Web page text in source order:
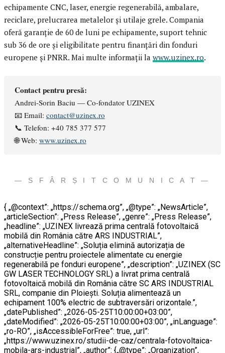
echipamente CNC, laser, energie regenerabilă, ambalare,
reciclare, prelucrarea metalelor și utilaje grele. Compania
oferă garanție de 60 de luni pe echipamente, suport tehnic
sub 36 de ore și eligibilitate pentru finanțări din fonduri
europene și PNRR. Mai multe informații la www.uzinex.ro.
Contact pentru presă:
Andrei-Sorin Baciu — Co-fondator UZINEX
📧 Email: contact@uzinex.ro
📞 Telefon: +40 785 377 577
🌐 Web: www.uzinex.ro
— S F Â R Ș I T C O M U N I C A T —
{ „@context”: „https://schema.org”, „@type”: „NewsArticle”,
„articleSection”: „Press Release”, „genre”: „Press Release”,
„headline”: „UZINEX livrează prima centrală fotovoltaică
mobilă din România către ARS INDUSTRIAL”,
„alternativeHeadline”: „Soluția elimină autorizația de
construcție pentru proiectele alimentate cu energie
regenerabilă pe fonduri europene”, „description”: „UZINEX (SC
GW LASER TECHNOLOGY SRL) a livrat prima centrală
fotovoltaică mobilă din România către SC ARS INDUSTRIAL
SRL, companie din Ploiești. Soluția alimentează un
echipament 100% electric de subtraversări orizontale.”,
„datePublished”: „2026-05-25T10:00:00+03:00”,
„dateModified”: „2026-05-25T10:00:00+03:00”, „inLanguage”:
„ro-RO”, „isAccessibleForFree”: true, „url”:
„https://www.uzinex.ro/studii-de-caz/centrala-fotovoltaica-
mobila-ars-industrial”, „author”: {„@type”: „Organization”,